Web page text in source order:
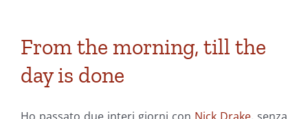
From the morning, till the
day is done